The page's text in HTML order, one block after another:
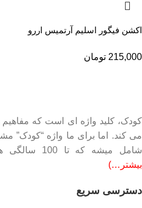
اکشن فیگور اسلیم آرتمیس اررو
215,000 تومان
کودک، کلید واژه ای است که
می کند. اما برای ما واژه “کودک”
شامل میشه که تا 100 سالگی همراه انسان هاست.
بیشتر…)
دسترسی سریع